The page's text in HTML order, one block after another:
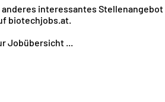
interessantes Stellenangebot
biotechjobs.at.
Jobübersicht ...